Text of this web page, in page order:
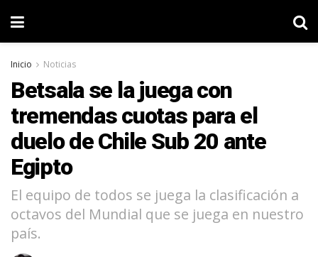
Inicio Noticias
Betsala se la juega con
tremendas cuotas para el
duelo de Chile Sub 20 ante
Egipto
El equipo de todos se juega la clasificación a
octavos del Mundial que se juega en nuestro
país.